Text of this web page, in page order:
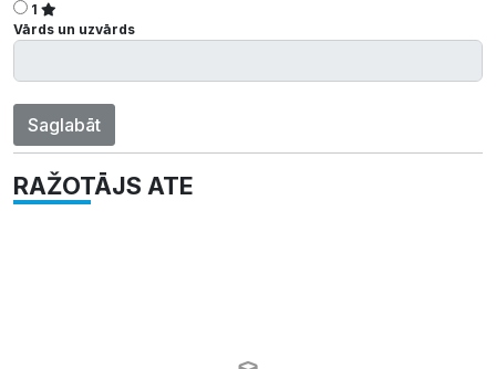
1
Vārds un uzvārds
Saglabāt
RAŽOTĀJS ATE